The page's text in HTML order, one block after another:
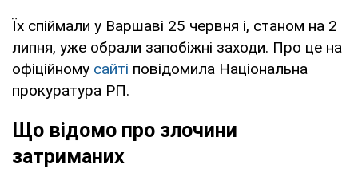
Їх спіймали у Варшаві 25 червня і, станом на 2
липня, уже обрали запобіжні заходи. Про це на
офіційному сайті повідомила Національна
прокуратура РП.
Що відомо про злочини
затриманих